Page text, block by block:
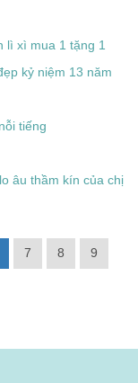
lì xì mua 1 tặng 1
kỷ niệm 13 năm
tiếng
âu thầm kín của chị
7 8 9